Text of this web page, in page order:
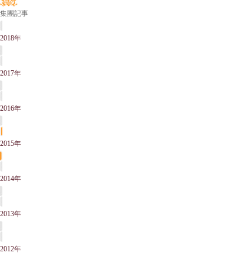
集團記事
2018年
2017年
2016年
2015年
2014年
2013年
2012年